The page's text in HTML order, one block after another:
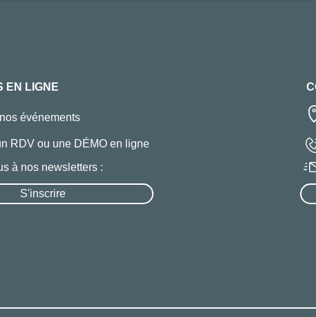
EN LIGNE
événements
RDV ou une DÉMO en ligne
à nos newsletters :
S'inscrire